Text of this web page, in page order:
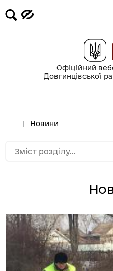
Офіційний
Довгинцівської
Новини
Зміст розділу...
Оголошення